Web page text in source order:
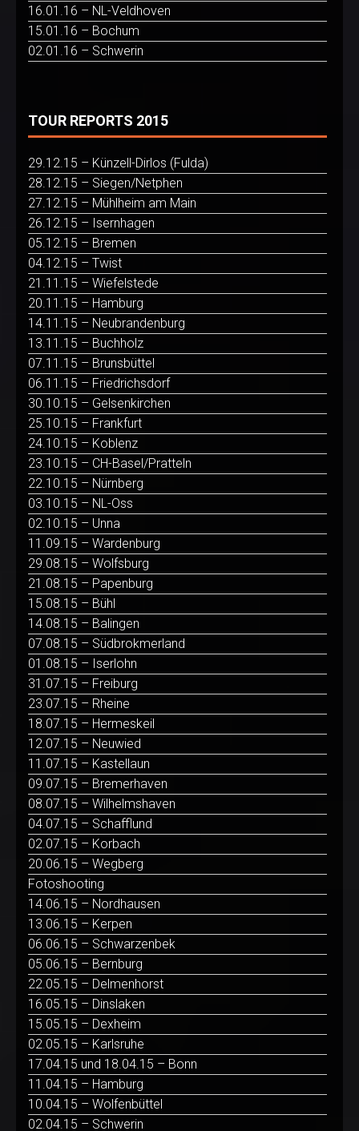
16.01.16 – NL-Veldhoven
15.01.16 – Bochum
02.01.16 – Schwerin
TOUR REPORTS 2015
29.12.15 – Künzell-Dirlos (Fulda)
28.12.15 – Siegen/Netphen
27.12.15 – Mühlheim am Main
26.12.15 – Isernhagen
05.12.15 – Bremen
04.12.15 – Twist
21.11.15 – Wiefelstede
20.11.15 – Hamburg
14.11.15 – Neubrandenburg
13.11.15 – Buchholz
07.11.15 – Brunsbüttel
06.11.15 – Friedrichsdorf
30.10.15 – Gelsenkirchen
25.10.15 – Frankfurt
24.10.15 – Koblenz
23.10.15 – CH-Basel/Pratteln
22.10.15 – Nürnberg
03.10.15 – NL-Oss
02.10.15 – Unna
11.09.15 – Wardenburg
29.08.15 – Wolfsburg
21.08.15 – Papenburg
15.08.15 – Bühl
14.08.15 – Balingen
07.08.15 – Südbrokmerland
01.08.15 – Iserlohn
31.07.15 – Freiburg
23.07.15 – Rheine
18.07.15 – Hermeskeil
12.07.15 – Neuwied
11.07.15 – Kastellaun
09.07.15 – Bremerhaven
08.07.15 – Wilhelmshaven
04.07.15 – Schafflund
02.07.15 – Korbach
20.06.15 – Wegberg
Fotoshooting
14.06.15 – Nordhausen
13.06.15 – Kerpen
06.06.15 – Schwarzenbek
05.06.15 – Bernburg
22.05.15 – Delmenhorst
16.05.15 – Dinslaken
15.05.15 – Dexheim
02.05.15 – Karlsruhe
17.04.15 und 18.04.15 – Bonn
11.04.15 – Hamburg
10.04.15 – Wolfenbüttel
02.04.15 – Schwerin